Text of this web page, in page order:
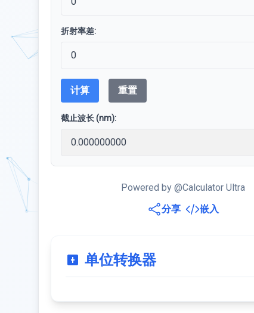
折射率差:
计算 重置
截止波长 (nm):
Powered by @Calculator Ultra
分享
嵌入
单位转换器